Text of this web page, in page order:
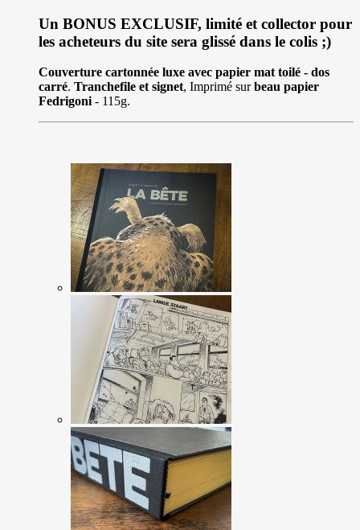
Un BONUS EXCLUSIF, limité et collector pour
les acheteurs du site sera glissé dans le colis ;)
Couverture cartonnée luxe avec papier mat toilé - dos
carré. Tranchefile et signet, Imprimé surbeau papier
Fedrigoni - 115g.